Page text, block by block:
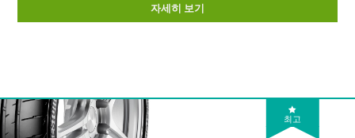
자세히 보기
최고